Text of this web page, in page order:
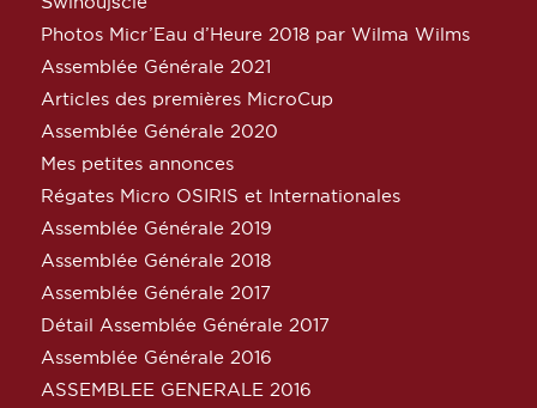
Photos Micr’Eau d’Heure 2018 par Wilma Wilms
Assemblée Générale 2021
Articles des premières MicroCup
Assemblée Générale 2020
Mes petites annonces
Régates Micro OSIRIS et Internationales
Assemblée Générale 2019
Assemblée Générale 2018
Assemblée Générale 2017
Détail Assemblée Générale 2017
Assemblée Générale 2016
ASSEMBLEE GENERALE 2016